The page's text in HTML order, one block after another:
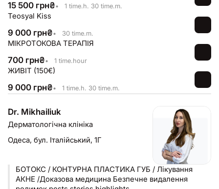
15 500 грн₴• 1 time.h. 30 time.m.
Teosyal Kiss
9 000 грн₴• 30 time.m.
МІКРОТОКОВА ТЕРАПІЯ
700 грн₴• 1 time.hour
ЖИВІТ (150€)
9 000 грн₴• 1 time.h. 30 time.m.
Dr. Mikhailiuk
Дерматологічна клініка
Одеса, бул. Італійський, 1Г
БОТОКС / КОНТУРНА ПЛАСТИКА ГУБ / Лікування
АКНЕ /Доказова медицина Безпечне видалення